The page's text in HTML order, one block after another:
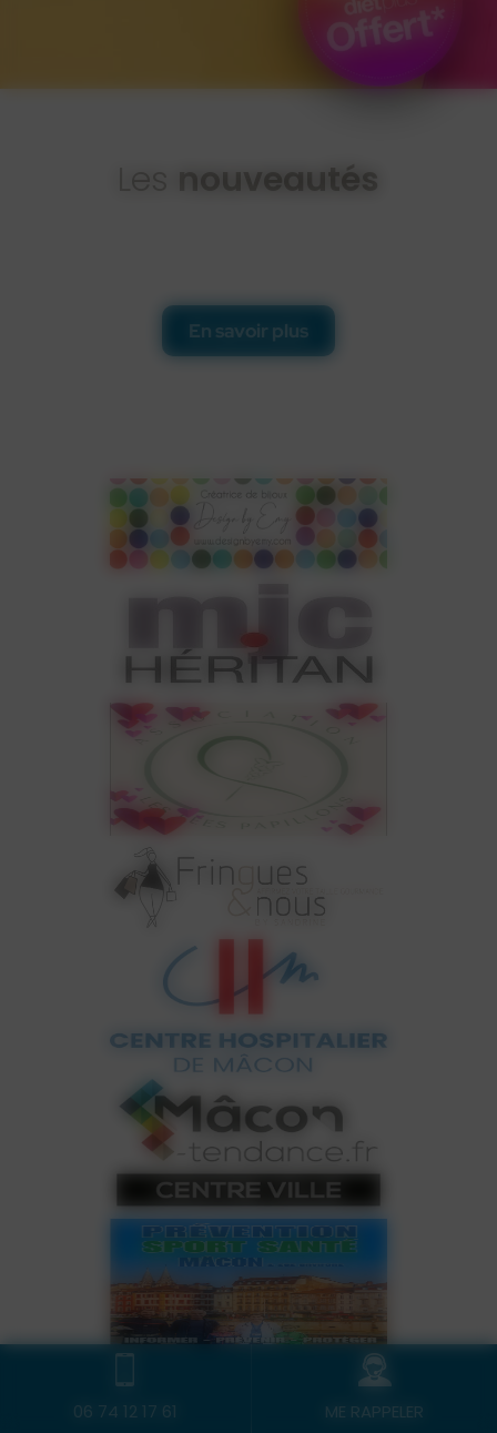
Les nouveautés
En savoir plus
06 74 12 17 61 ME RAPPELER